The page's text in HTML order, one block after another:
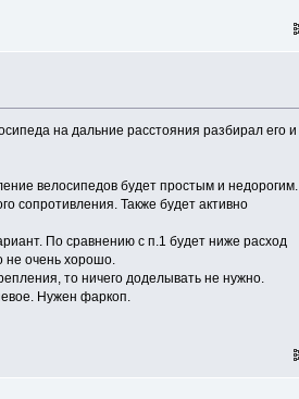
на дальние расстояния разбирал его и
велосипедов будет простым и недорогим.
сопротивления. Также будет активно
По сравнению с п.1 будет ниже расход
не очень хорошо.
то ничего доделывать не нужно.
Нужен фаркоп.